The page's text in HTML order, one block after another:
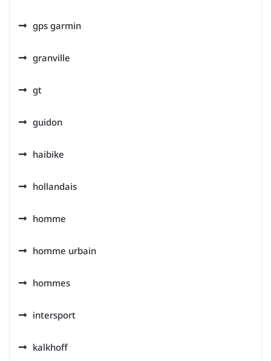
gps garmin
granville
gt
guidon
haibike
hollandais
homme
homme urbain
hommes
intersport
kalkhoff